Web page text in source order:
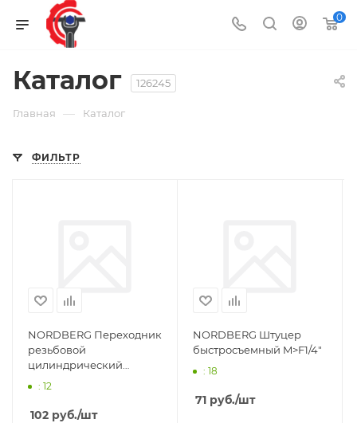
0
Каталог 126245
Главная — Каталог
ФИЛЬТР
NORDBERG Переходник
резьбовой
цилиндрический
M1/2">F1/4"
: 12
102 руб./шт
NORDBERG Штуцер
быстросъемный M>F1/4"
: 18
71 руб./шт